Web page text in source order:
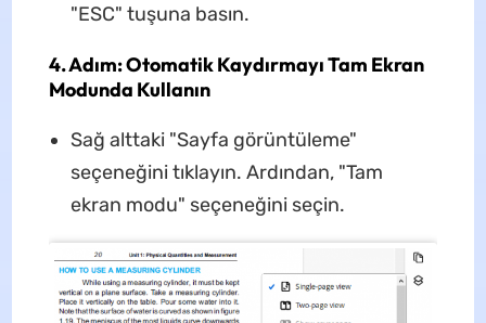
"ESC" tuşuna basın.
4. Adım: Otomatik Kaydırmayı Tam Ekran
Modunda Kullanın
Sağ alttaki "Sayfa görüntüleme"
seçeneğini tıklayın. Ardından, "Tam
ekran modu" seçeneğini seçin.